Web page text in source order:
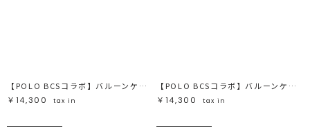
【POLO BCSコラボ】バルーンケーブルニットカーディガン
￥14,300
tax in
【POLO BCSコラボ】バルーンケーブルニットカーディガン
￥14,300
tax in